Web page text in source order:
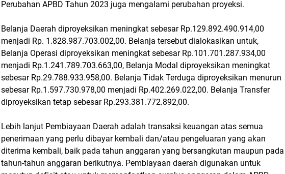
Perubahan APBD Tahun 2023 juga mengalami perubahan proyeksi.
Belanja Daerah diproyeksikan meningkat sebesar Rp.129.892.490.914,00
menjadi Rp. 1.828.987.703.002,00. Belanja tersebut dialokasikan untuk,
Belanja Operasi diproyeksikan meningkat sebesar Rp.101.701.287.934,00
menjadi Rp.1.241.789.703.663,00, Belanja Modal diproyeksikan meningkat
sebesar Rp.29.788.933.958,00. Belanja Tidak Terduga diproyeksikan menurun
sebesar Rp.1.597.730.978,00 menjadi Rp.402.269.022,00. Belanja Transfer
diproyeksikan tetap sebesar Rp.293.381.772.892,00.
Lebih lanjut Pembiayaan Daerah adalah transaksi keuangan atas semua
penerimaan yang perlu dibayar kembali dan/atau pengeluaran yang akan
diterima kembali, baik pada tahun anggaran yang bersangkutan maupun pada
tahun-tahun anggaran berikutnya. Pembiayaan daerah digunakan untuk